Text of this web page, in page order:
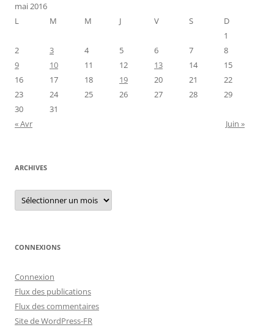
mai 2016
L
M M J V S
D
1
2
3 4 5 6 7
8
9
10 11 12 13 14
15
16
17 18 19 20 21
22
23
24 25 26 27 28
29
30
31
« Avr
Juin »
ARCHIVES
Archives
CONNEXIONS
Connexion
Flux des publications
Flux des commentaires
Site de WordPress-FR